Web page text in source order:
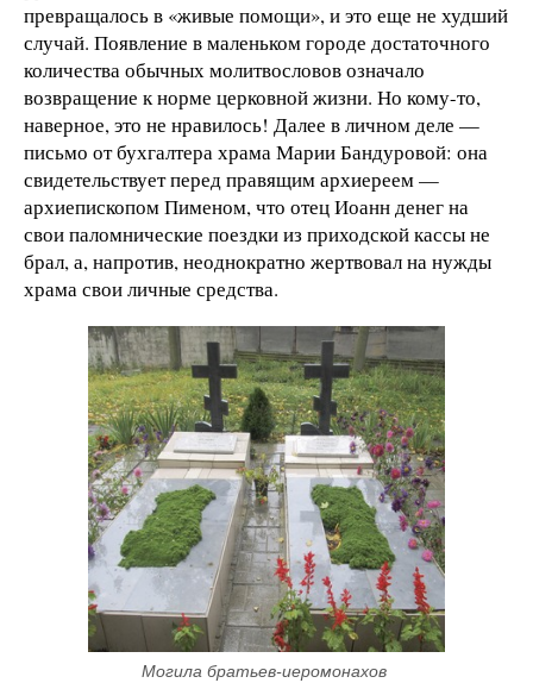
превращалось в «живые помощи», и это еще не худший
случай. Появление в маленьком городе достаточного
количества обычных молитвословов означало
возвращение к норме церковной жизни. Но кому-то,
наверное, это не нравилось! Далее в личном деле —
письмо от бухгалтера храма Марии Бандуровой: она
свидетельствует перед правящим архиереем —
архиепископом Пименом, что отец Иоанн денег на
свои паломнические поездки из приходской кассы не
брал, а, напротив, неоднократно жертвовал на нужды
храма свои личные средства.
Могила братьев-иеромонахов